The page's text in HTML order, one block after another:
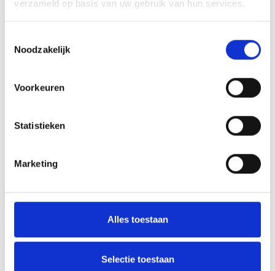
verzameld op basis van uw gebruik van hun services.
Noodzakelijk
Voorkeuren
Statistieken
Marketing
Alles toestaan
Selectie toestaan